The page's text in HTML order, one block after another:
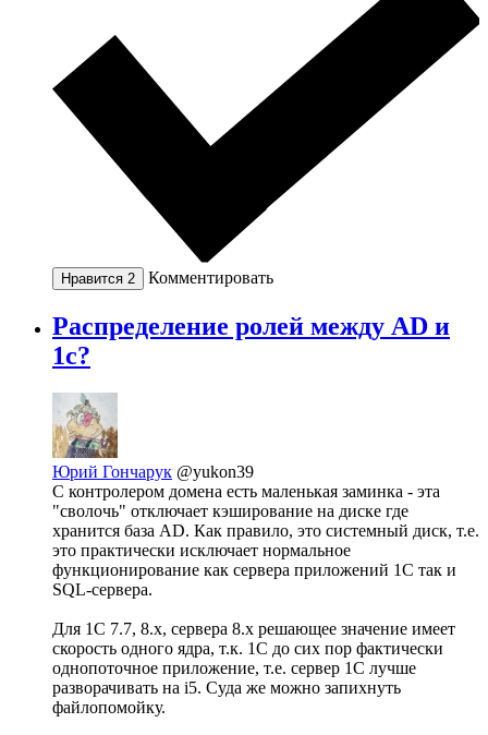
Нравится 2 Комментировать
Распределение ролей между AD и
1с?
Юрий Гончарук @yukon39
С контролером домена есть маленькая заминка - эта
"сволочь" отключает кэширование на диске где
хранится база AD. Как правило, это системный диск, т.е.
это практически исключает нормальное
функционирование как сервера приложений 1С так и
SQL-сервера.
Для 1С 7.7, 8.х, сервера 8.х решающее значение имеет
скорость одного ядра, т.к. 1С до сих пор фактически
однопоточное приложение, т.е. сервер 1С лучше
разворачивать на i5. Суда же можно запихнуть
файлопомойку.